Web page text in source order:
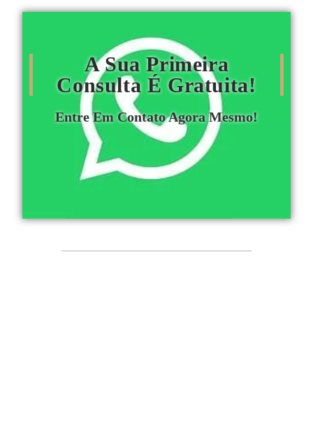
A Sua Primeira
Consulta É Gratuita!
Entre Em Contato Agora Mesmo!